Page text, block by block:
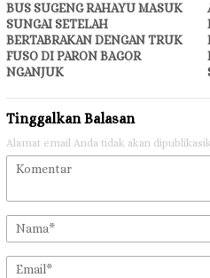
BUS SUGENG RAHAYU MASUK
SUNGAI SETELAH
BERTABRAKAN DENGAN TRUK
FUSO DI PARON BAGOR
NGANJUK
Tinggalkan Balasan
Alamat email Anda tidak akan